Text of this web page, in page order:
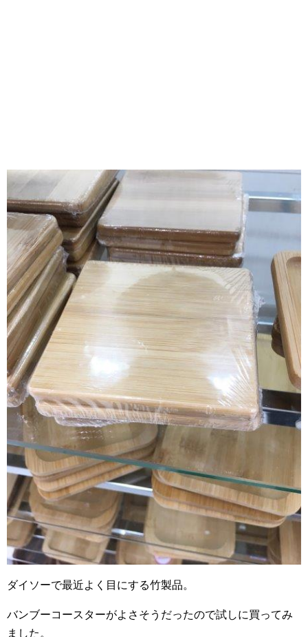
ダイソーで最近よく目にする竹製品。
バンブーコースターがよさそうだったので試しに買ってみ
ました。